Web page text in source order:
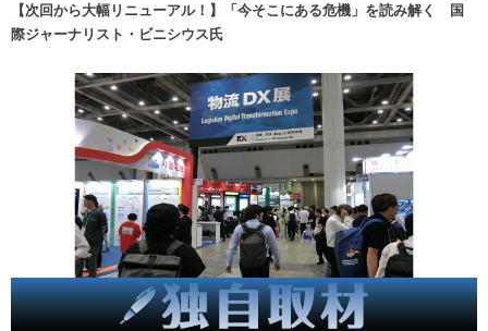
【次回から大幅リニューアル！】「今そこにある危機」を読み解く 国
際ジャーナリスト・ビニシウス氏